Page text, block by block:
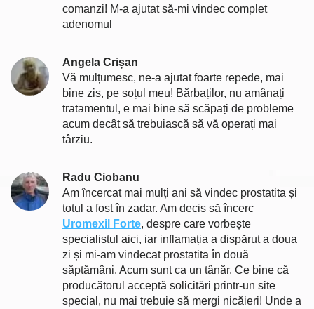
comanzi! M-a ajutat să-mi vindec complet
adenomul
Angela Crișan
Vă mulțumesc, ne-a ajutat foarte repede, mai
bine zis, pe soțul meu! Bărbaților, nu amânați
tratamentul, e mai bine să scăpați de probleme
acum decât să trebuiască să vă operați mai
târziu.
Radu Ciobanu
Am încercat mai mulți ani să vindec prostatita și
totul a fost în zadar. Am decis să încerc
Uromexil Forte, despre care vorbește
specialistul aici, iar inflamația a dispărut a doua
zi și mi-am vindecat prostatita în două
săptămâni. Acum sunt ca un tânăr. Ce bine că
producătorul acceptă solicitări printr-un site
special, nu mai trebuie să mergi nicăieri! Unde a